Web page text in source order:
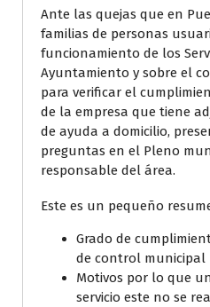
Ante las quejas que en
familias de personas
funcionamiento de los
Ayuntamiento y sobre el
para verificar el
de la empresa que tiene
de ayuda a domicilio,
preguntas en el Pleno
responsable del área.
Este es un pequeño
Grado de
de control municipal
Motivos por lo que
servicio este no se